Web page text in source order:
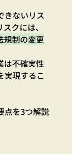
きないリス
クには、
規制の変更
は不確実性
実現するこ
点を3つ解説